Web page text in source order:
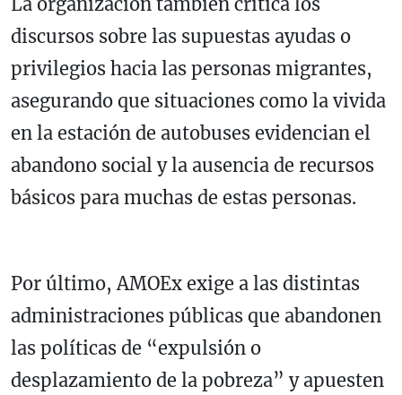
discursos sobre las supuestas ayudas o
privilegios hacia las personas migrantes,
asegurando que situaciones como la vivida
en la estación de autobuses evidencian el
abandono social y la ausencia de recursos
básicos para muchas de estas personas.
Por último, AMOEx exige a las distintas
administraciones públicas que abandonen
las políticas de “expulsión o
desplazamiento de la pobreza” y apuesten